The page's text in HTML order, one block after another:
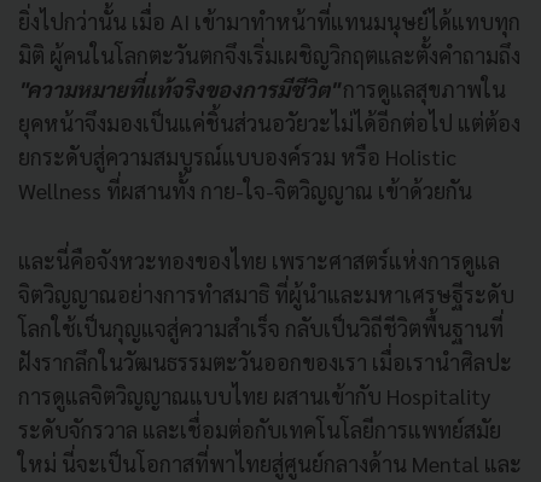
ยิ่งไปกว่านั้น เมื่อ AI เข้ามาทำหน้าที่แทนมนุษย์ได้แทบทุก
มิติ ผู้คนในโลกตะวันตกจึงเริ่มเผชิญวิกฤตและตั้งคำถามถึง
"ความหมายที่แท้จริงของการมีชีวิต"การดูแลสุขภาพใน
ยุคหน้าจึงมองเป็นแค่ชิ้นส่วนอวัยวะไม่ได้อีกต่อไป แต่ต้อง
ยกระดับสู่ความสมบูรณ์แบบองค์รวม หรือ Holistic
Wellness ที่ผสานทั้ง กาย-ใจ-จิตวิญญาณ เข้าด้วยกัน
และนี่คือจังหวะทองของไทย เพราะศาสตร์แห่งการดูแล
จิตวิญญาณอย่างการทำสมาธิ ที่ผู้นำและมหาเศรษฐีระดับ
โลกใช้เป็นกุญแจสู่ความสำเร็จ กลับเป็นวิถีชีวิตพื้นฐานที่
ฝังรากลึกในวัฒนธรรมตะวันออกของเรา เมื่อเรานำศิลปะ
การดูแลจิตวิญญาณแบบไทย ผสานเข้ากับ Hospitality
ระดับจักรวาล และเชื่อมต่อกับเทคโนโลยีการแพทย์สมัย
ใหม่ นี่จะเป็นโอกาสที่พาไทยสู่ศูนย์กลางด้าน Mental และ